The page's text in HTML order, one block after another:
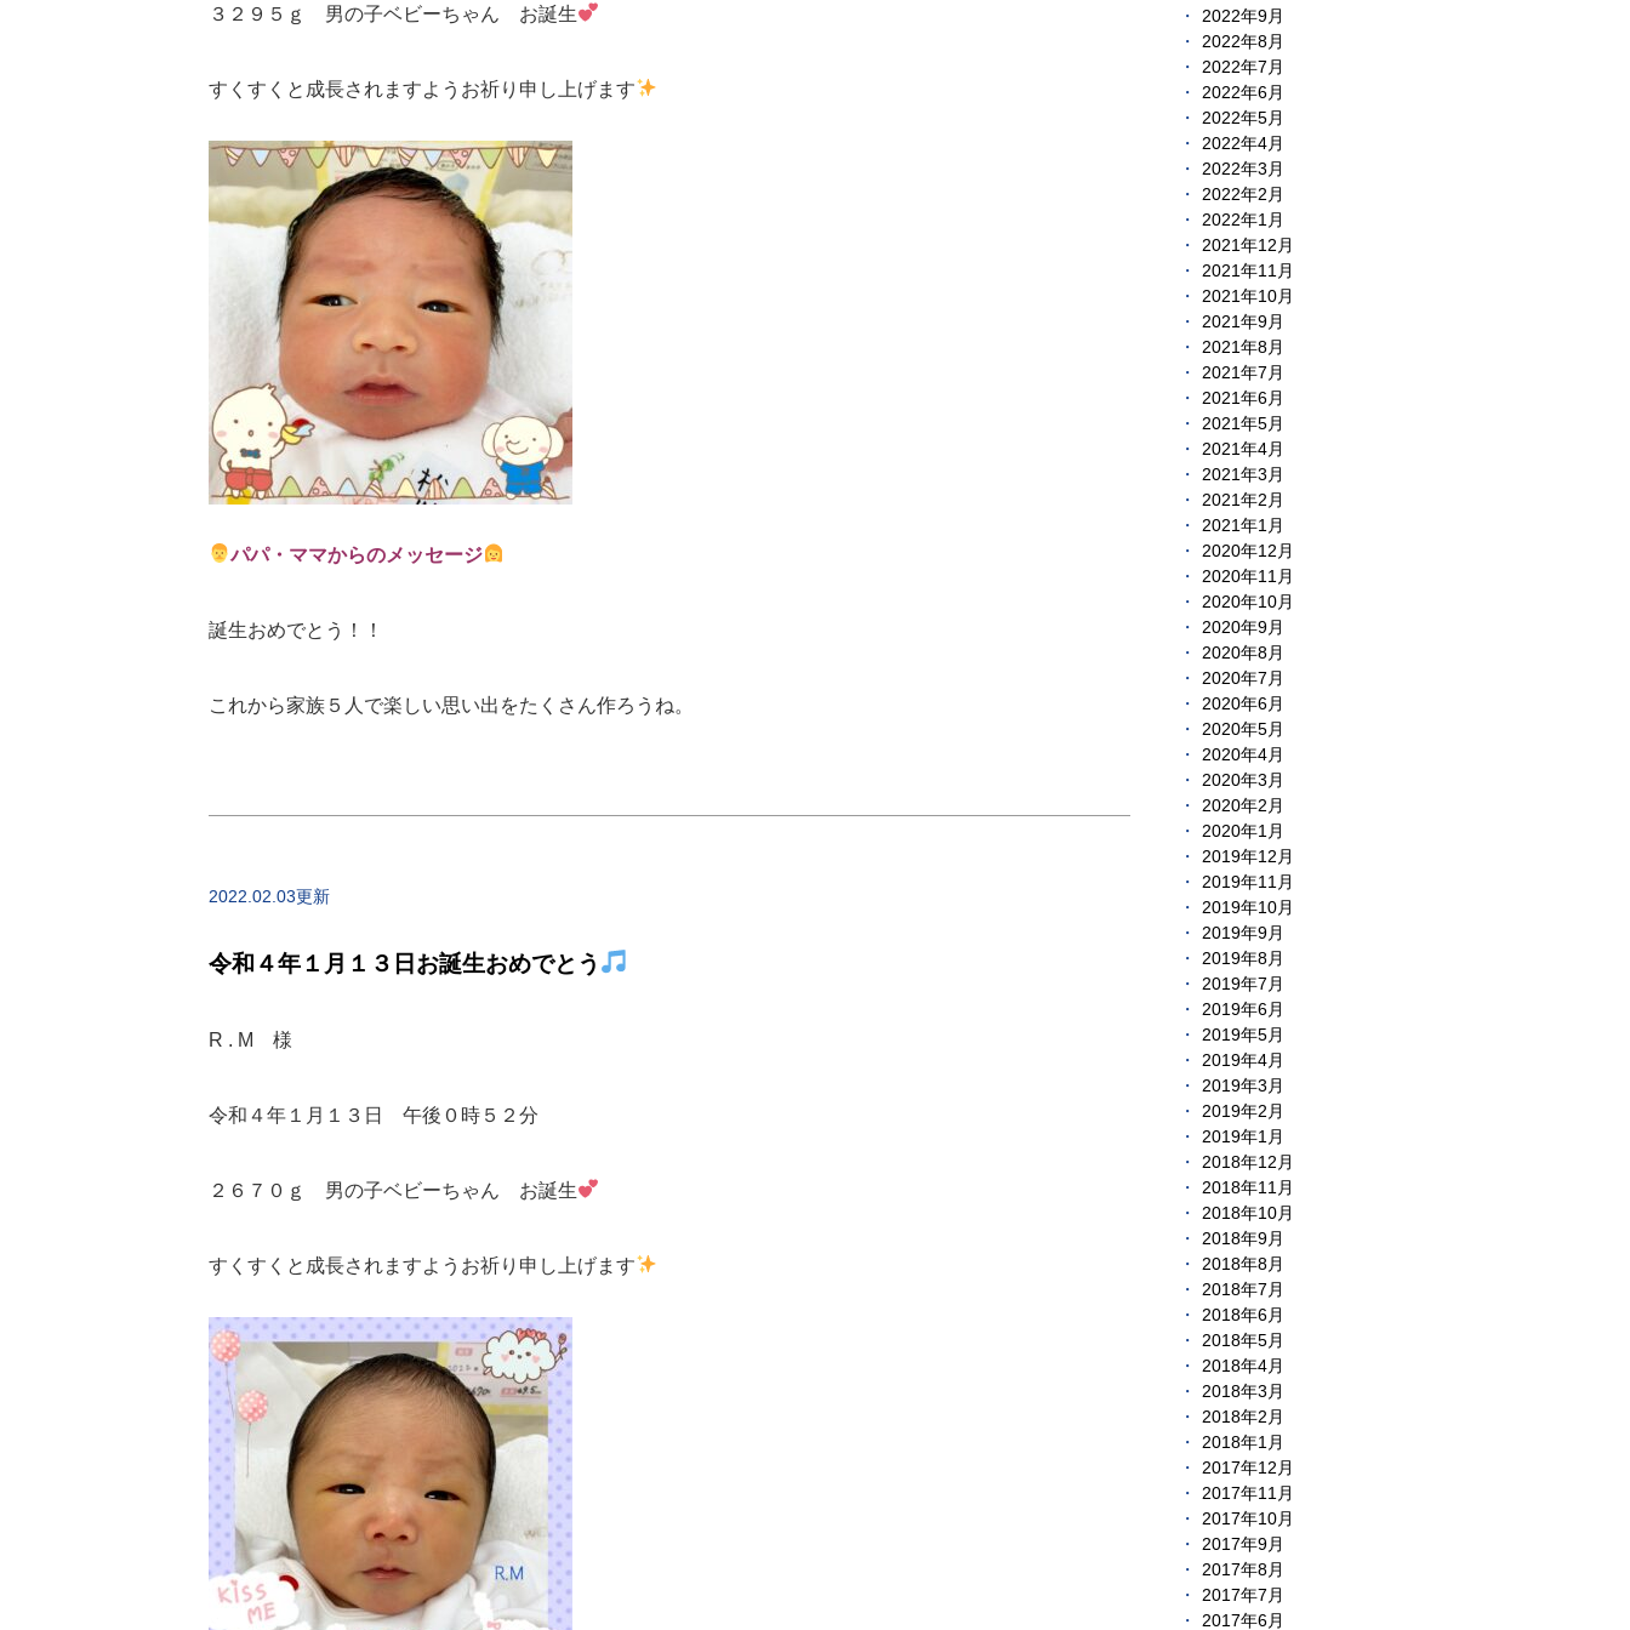
３２９５ｇ 男の子ベビーちゃん お誕生
すくすくと成長されますようお祈り申し上げます
パパ・ママからのメッセージ
誕生おめでとう！！
これから家族５人で楽しい思い出をたくさん作ろうね。
2022.02.03更新
令和４年１月１３日お誕生おめでとう
R . M 様
令和４年１月１３日 午後０時５２分
２６７０ｇ 男の子ベビーちゃん お誕生
すくすくと成長されますようお祈り申し上げます
2022年9月
2022年8月
2022年7月
2022年6月
2022年5月
2022年4月
2022年3月
2022年2月
2022年1月
2021年12月
2021年11月
2021年10月
2021年9月
2021年8月
2021年7月
2021年6月
2021年5月
2021年4月
2021年3月
2021年2月
2021年1月
2020年12月
2020年11月
2020年10月
2020年9月
2020年8月
2020年7月
2020年6月
2020年5月
2020年4月
2020年3月
2020年2月
2020年1月
2019年12月
2019年11月
2019年10月
2019年9月
2019年8月
2019年7月
2019年6月
2019年5月
2019年4月
2019年3月
2019年2月
2019年1月
2018年12月
2018年11月
2018年10月
2018年9月
2018年8月
2018年7月
2018年6月
2018年5月
2018年4月
2018年3月
2018年2月
2018年1月
2017年12月
2017年11月
2017年10月
2017年9月
2017年8月
2017年7月
2017年6月